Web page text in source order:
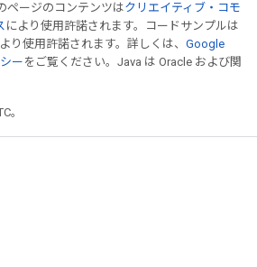
ページのコンテンツはクリエイティブ・コモ
により使用許諾されます。コードサンプルは
り使用許諾されます。詳しくは、 Google
ー をご覧ください。Java は Oracle および関
。